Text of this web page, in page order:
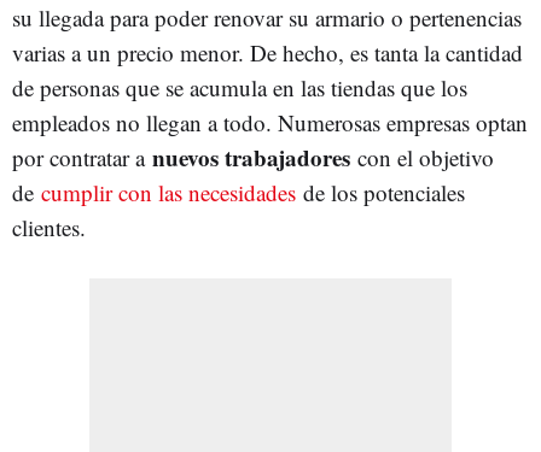
su llegada para poder renovar su armario o pertenencias
varias a un precio menor. De hecho, es tanta la cantidad
de personas que se acumula en las tiendas que los
empleados no llegan a todo. Numerosas empresas optan
por contratar a nuevos trabajadores con el objetivo
de cumplir con las necesidades de los potenciales
clientes.